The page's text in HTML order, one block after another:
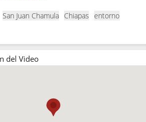
San Juan Chamula Chiapas entorno
del Video